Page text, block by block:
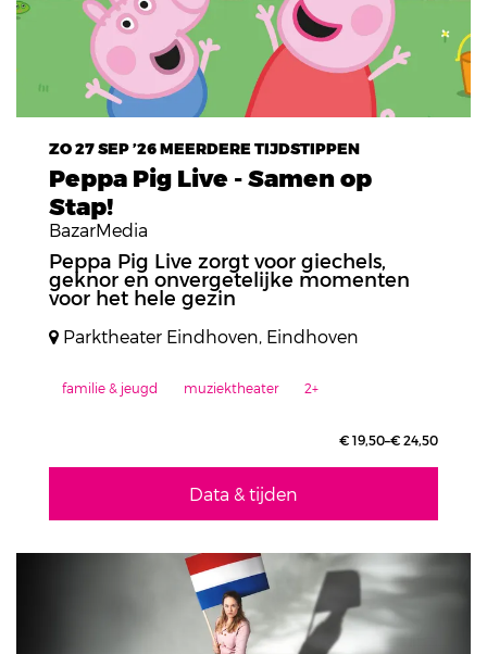
Peppa Pig Live - Samen op
Stap!
BazarMedia
ZO 27 SEP ’26MEERDERE TIJDSTIPPEN
Peppa Pig Live zorgt voor giechels,
geknor en onvergetelijke momenten
voor het hele gezin
Parktheater Eindhoven, Eindhoven
familie & jeugd muziektheater 2+
€ 19,50–€ 24,50
Data & tijden